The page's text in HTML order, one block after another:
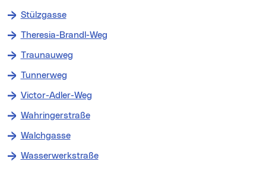
Stülzgasse
Theresia-Brandl-Weg
Traunauweg
Tunnerweg
Victor-Adler-Weg
Wahringerstraße
Walchgasse
Wasserwerkstraße